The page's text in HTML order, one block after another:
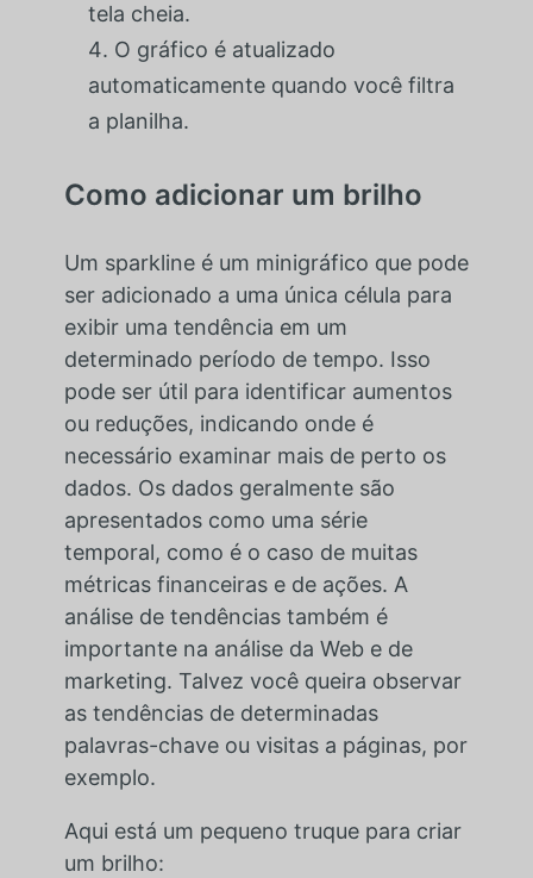
tela cheia.
O gráfico é atualizado
automaticamente quando você filtra
a planilha.
Como adicionar um brilho
Um sparkline é um minigráfico que pode
ser adicionado a uma única célula para
exibir uma tendência em um
determinado período de tempo. Isso
pode ser útil para identificar aumentos
ou reduções, indicando onde é
necessário examinar mais de perto os
dados. Os dados geralmente são
apresentados como uma série
temporal, como é o caso de muitas
métricas financeiras e de ações. A
análise de tendências também é
importante na análise da Web e de
marketing. Talvez você queira observar
as tendências de determinadas
palavras-chave ou visitas a páginas, por
exemplo.
Aqui está um pequeno truque para criar
um brilho: